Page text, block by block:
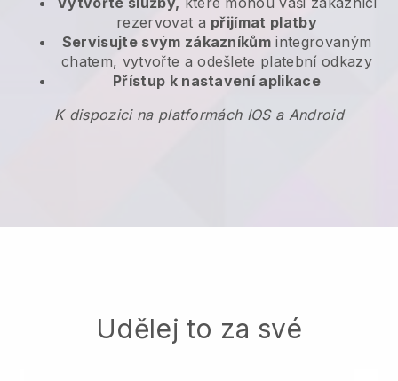
rezervovat a přijímat platby
Servisujte svým zákazníkům integrovaným
chatem, vytvořte a odešlete platební odkazy
Přístup k nastavení aplikace
K dispozici na platformách IOS a Android
Udělej to za své